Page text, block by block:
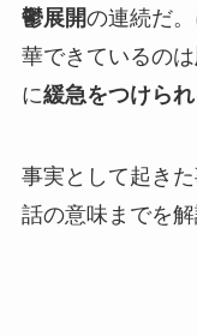
鬱展開の連続だ
華できているのは
に緩急をつけら
事実として起き
話の意味までを解